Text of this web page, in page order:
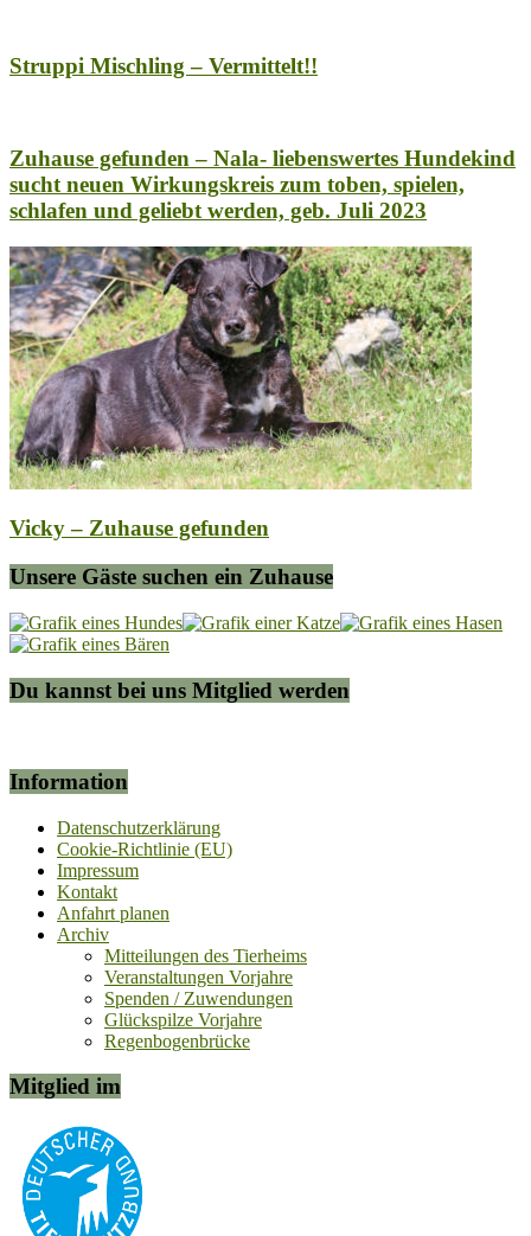
Struppi Mischling – Vermittelt!!
Zuhause gefunden – Nala- liebenswertes Hundekind
sucht neuen Wirkungskreis zum toben, spielen,
schlafen und geliebt werden, geb. Juli 2023
Vicky – Zuhause gefunden
Unsere Gäste suchen ein Zuhause
Du kannst bei uns Mitglied werden
Information
Datenschutzerklärung
Cookie-Richtlinie (EU)
Impressum
Kontakt
Anfahrt planen
Archiv
Mitteilungen des Tierheims
Veranstaltungen Vorjahre
Spenden / Zuwendungen
Glückspilze Vorjahre
Regenbogenbrücke
Mitglied im